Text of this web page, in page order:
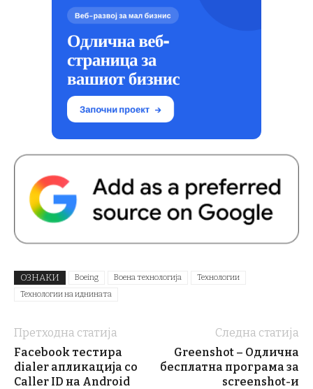
ОЗНАКИ Boeing Воена технологија
Технологии
Технологии на иднината
Претходна статија
Facebook тестира
dialer апликација со
Caller ID на Android
Следна статија
Greenshot – Одлична
бесплатна програма за
screenshot-и